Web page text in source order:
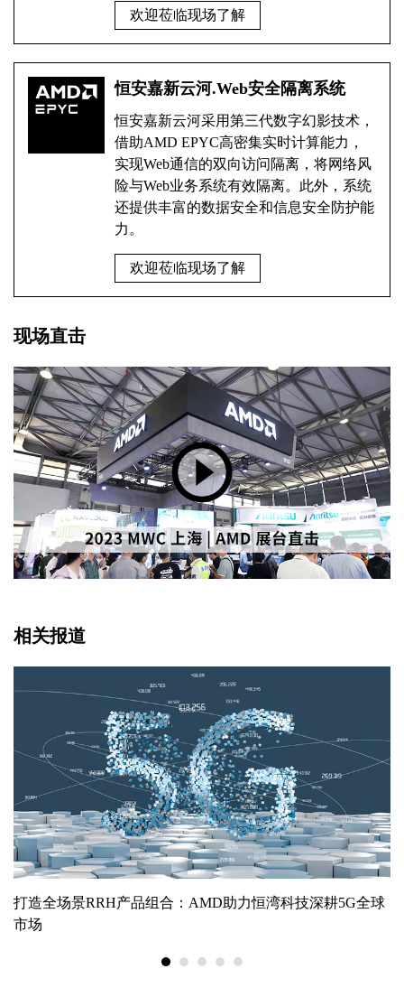
欢迎莅临现场了解
恒安嘉新云河.Web安全隔离系统
恒安嘉新云河采用第三代数字幻影技术，
借助AMD EPYC高密集实时计算能力，
实现Web通信的双向访问隔离，将网络风
险与Web业务系统有效隔离。此外，系统
还提供丰富的数据安全和信息安全防护能
力。
欢迎莅临现场了解
现场直击
相关报道
打造全场景RRH产品组合：AMD助力恒湾科技深耕5G全球
市场